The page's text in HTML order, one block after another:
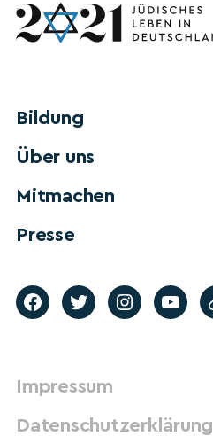
Bildung
Über uns
Mitmachen
Presse
Impressum
Datenschutzerklärung